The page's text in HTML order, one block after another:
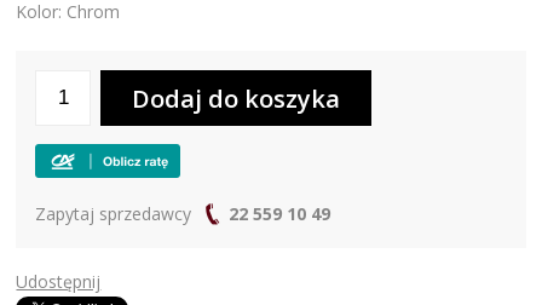
Kolor: Chrom
Zapytaj sprzedawcy 22 559 10 49
Udostępnij